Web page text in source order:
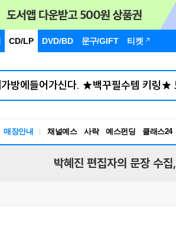
CD/LP DVD/BD 문구/GIFT 티켓
매장안내 채널예스 사락 예스펀딩 클래스24
박혜진 편집자의 문장 수집,